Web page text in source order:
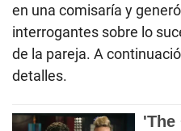
en una comisaría y
interrogantes sobre lo
de la pareja. A
detalles.